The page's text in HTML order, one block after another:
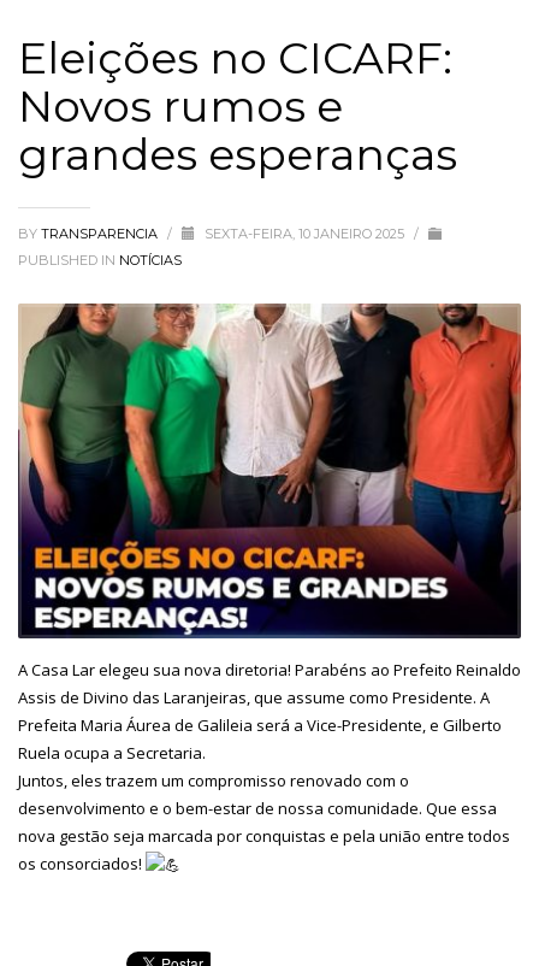
Eleições no CICARF:
Novos rumos e
grandes esperanças
BY TRANSPARENCIA / SEXTA-FEIRA, 10 JANEIRO 2025 /
PUBLISHED IN NOTÍCIAS
A Casa Lar elegeu sua nova diretoria! Parabéns ao Prefeito Reinaldo
Assis de Divino das Laranjeiras, que assume como Presidente. A
Prefeita Maria Áurea de Galileia será a Vice-Presidente, e Gilberto
Ruela ocupa a Secretaria.
Juntos, eles trazem um compromisso renovado com o
desenvolvimento e o bem-estar de nossa comunidade. Que essa
nova gestão seja marcada por conquistas e pela união entre todos
os consorciados!